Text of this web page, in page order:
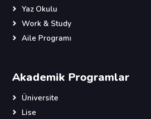
Yaz Okulu
Work & Study
Aile Programı
Akademik Programlar
Üniversite
Lise